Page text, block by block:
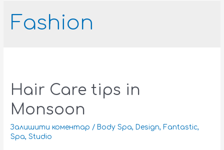
Fashion
Hair Care tips in
Monsoon
Залишити коментар / Body Spa, Design, Fantastic,
Spa,Studio